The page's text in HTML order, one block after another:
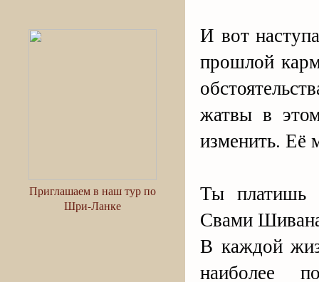
Приглашаем в наш тур по
Шри-Ланке
И вот
прошлой
жатвы в
изменить. Её
Ты платишь
Свами
В каждой
наиболее